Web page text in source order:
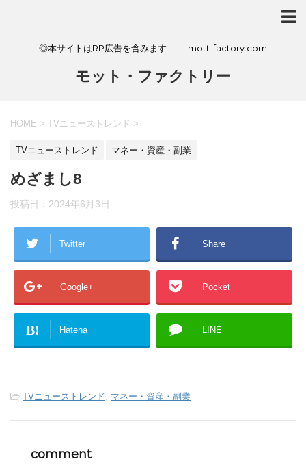
◎本サイトはRP広告を含みます - mott-factory.com
モット・ファクトリー
HOME > TVニューストレンド >
TVニューストレンド マネー・資産・副業
めざまし8
投稿日： 2024年6月3日
Twitter Share
Google+ Pocket
B! Hatena LINE
-TVニューストレンド, マネー・資産・副業
comment